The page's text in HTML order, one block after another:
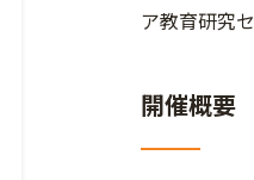
ア教育研究
開催概要